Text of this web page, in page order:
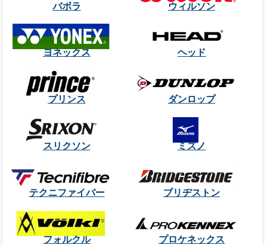
バボラ ウィルソン
ヨネックス ヘッド
プリンス ダンロップ
スリクソン ミズノ
テクニファイバー ブリヂストン
フォルクル プロケネックス